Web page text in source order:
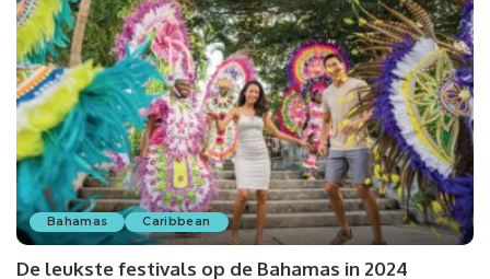
Bahamas Caribbean
De leukste festivals op de Bahamas in 2024